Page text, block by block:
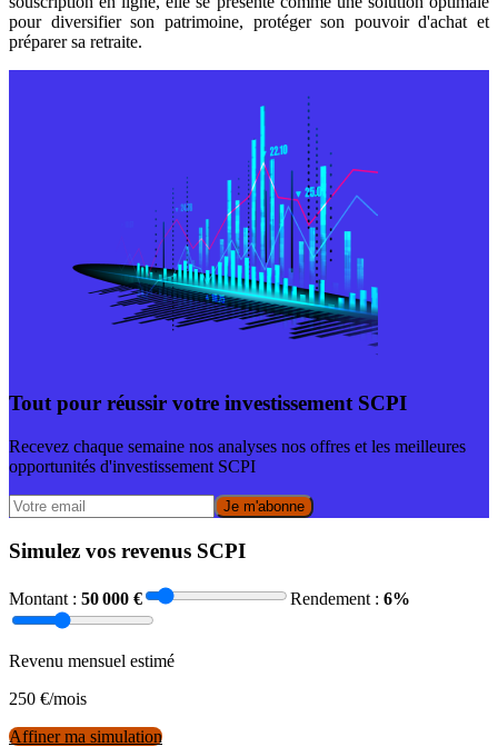
pour diversifier son patrimoine, protéger son pouvoir d'achat et
préparer sa retraite.
Tout pour réussir votre investissement SCPI
Recevez chaque semaine nos analyses nos offres et les meilleures
opportunités d'investissement SCPI
Je m'abonne
Simulez vos revenus SCPI
Montant : 50 000 € Rendement : 6%
Revenu mensuel estimé
250 €/mois
Affiner ma simulation